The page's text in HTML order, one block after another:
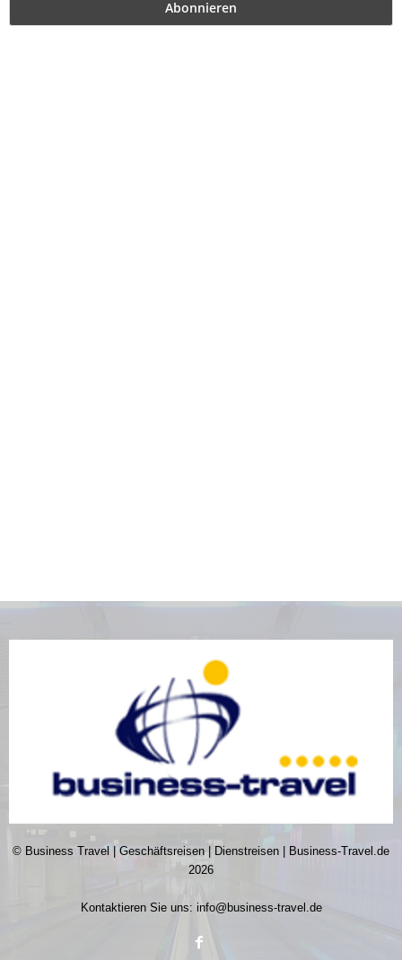
© Business Travel | Geschäftsreisen | Dienstreisen | Business-Travel.de
2026
Kontaktieren Sie uns: info@business-travel.de